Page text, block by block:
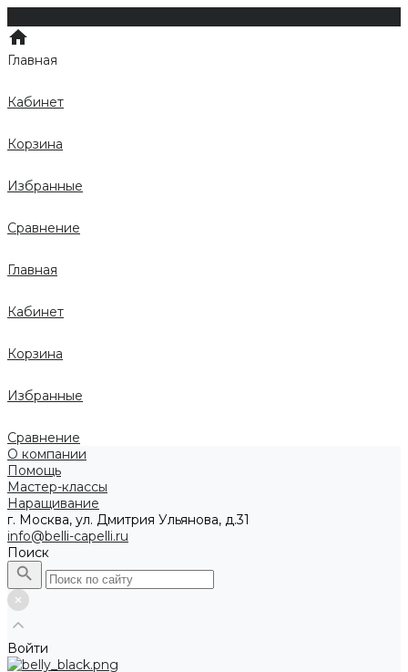
Главная
Кабинет
Корзина
Избранные
Сравнение
Главная
Кабинет
Корзина
Избранные
Сравнение
О компании
Помощь
Мастер-классы
Наращивание
г. Москва, ул. Дмитрия Ульянова, д.31
info@belli-capelli.ru
Поиск
Войти